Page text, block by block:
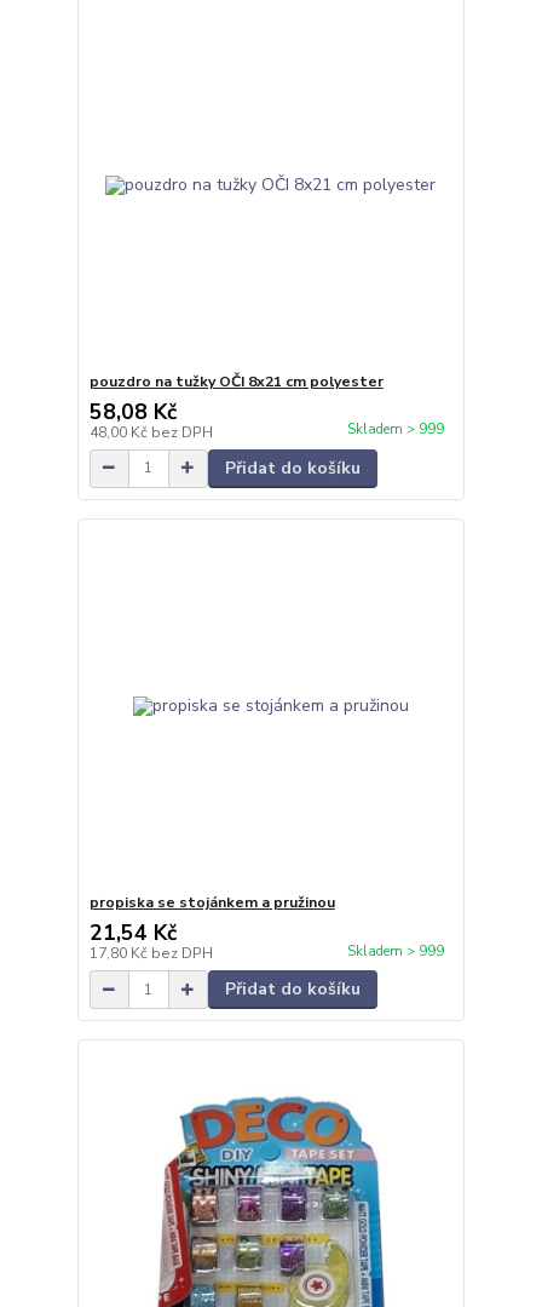
pouzdro na tužky OČI 8x21 cm polyester
58,08 Kč
48,00 Kč bez DPH Skladem > 999
Přidat do košíku
propiska se stojánkem a pružinou
21,54 Kč
17,80 Kč bez DPH Skladem > 999
Přidat do košíku